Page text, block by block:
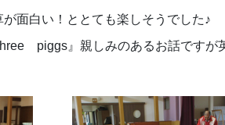
面白い！ととても楽しそうでした♪
piggs』親しみのあるお話ですが